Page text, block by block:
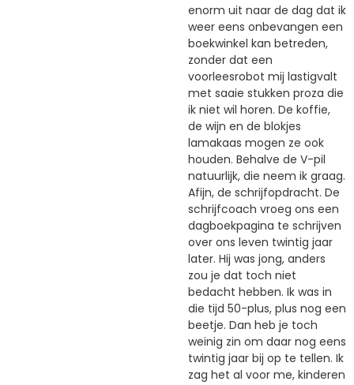
enorm uit naar de dag dat ik
weer eens onbevangen een
boekwinkel kan betreden,
zonder dat een
voorleesrobot mij lastigvalt
met saaie stukken proza die
ik niet wil horen. De koffie,
de wijn en de blokjes
lamakaas mogen ze ook
houden. Behalve de V-pil
natuurlijk, die neem ik graag.
Afijn, de schrijfopdracht. De
schrijfcoach vroeg ons een
dagboekpagina te schrijven
over ons leven twintig jaar
later. Hij was jong, anders
zou je dat toch niet
bedacht hebben. Ik was in
die tijd 50-plus, plus nog een
beetje. Dan heb je toch
weinig zin om daar nog eens
twintig jaar bij op te tellen. Ik
zag het al voor me, kinderen